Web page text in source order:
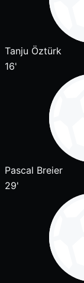
Tanju Öztürk
16'
Pascal Breier
29'